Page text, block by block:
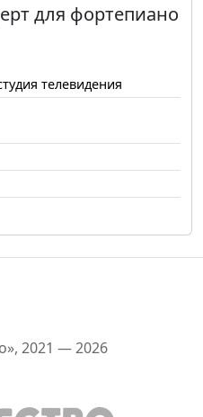
для фортепиано
телевидения
2021 — 2026